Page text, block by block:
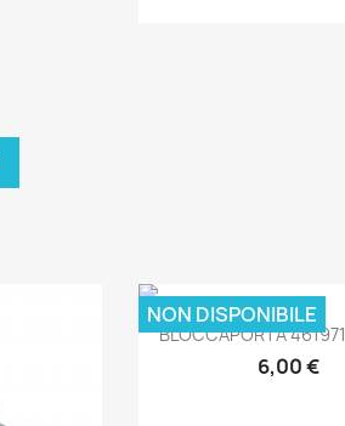

BLOCCAPORTA
6,00 €
NON DISPONIBILE